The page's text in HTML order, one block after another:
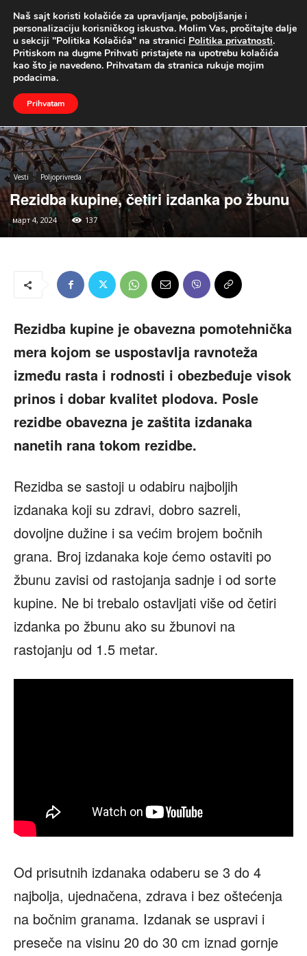
UŽIVO
Naslovna Vesti Poljoprivreda
Vesti Poljoprivreda
Rezidba kupine, četiri izdanka po žbunu
март 4, 2024 137
Rezidba kupine je obavezna pomotehnička
mera kojom se uspostavlja ravnoteža
između rasta i rodnosti i obezbeđuje visok
prinos i dobar kvalitet plodova. Posle
rezidbe obavezna je zaštita izdanaka
nanetih rana tokom rezidbe.
Rezidba se sastoji u odabiru najboljih
izdanaka koji su zdravi, dobro sazreli,
dovoljne dužine i sa većim brojem bočnih
grana. Broj izdanaka koje ćemo ostaviti po
žbunu zavisi od rastojanja sadnje i od sorte
kupine. Ne bi trebalo ostavljati više od četiri
izdanka po žbunu ako su žbunovi na
rastojanju od 1.5 metar.
Od prisutnih izdanaka odaberu se 3 do 4
najbolja, ujednačena, zdrava i bez oštećenja
na bočnim granama. Izdanak se uspravi i
preseče na visinu 20 do 30 cm iznad gornje
Naš sajt koristi kolačiće za upravljanje, poboljšanje i
personalizaciju korisničkog iskustva. Molim Vas, pročitajte dalje
u sekciji "Politika Kolačića" na stranici Politika privatnosti.
Pritiskom na dugme Prihvati pristajete na upotrebu kolačića
kao što je navedeno. Prihvatam da stranica rukuje mojim
podacima.
Prihvatam